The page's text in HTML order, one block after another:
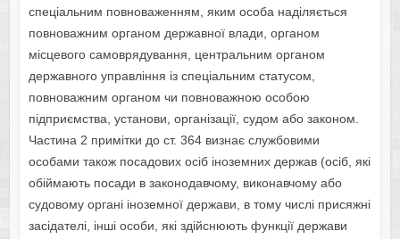
спеціальним повноваженням, яким особа наділяється
повноважним органом державної влади, органом
місцевого самоврядування, центральним органом
державного управління із спеціальним статусом,
повноважним органом чи повноважною особою
підприємства, установи, організації, судом або законом.
Частина 2 примітки до ст. 364 визнає службовими
особами також посадових осіб іноземних держав (осіб, які
обіймають посади в законодавчому, виконавчому або
судовому органі іноземної держави, в тому числі присяжні
засідателі, інші особи, які здійснюють функції держави